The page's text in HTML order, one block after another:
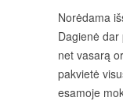
Norėdama
Dagienė
net vasarą
pakvietė
esamoje